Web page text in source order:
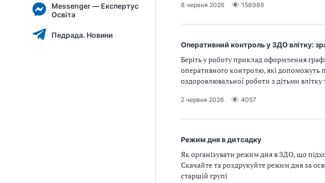
Messenger — Експертус
Освіта
Педрада. Новини
8 червня 2026 158986
Оперативний контроль у ЗДО влітку:
Беріть у роботу приклад оформлення
оперативного контролю, які допоможуть
оздоровлювальної роботи з дітьми влітку
2 червня 2026 4057
Режим дня в дитсадку
Як організувати режим дня в ЗДО, що
Скачайте та роздрукуйте режим дня за
старшій групі